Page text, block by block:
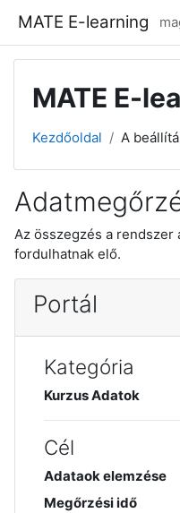
MATE E-learning
MATE E-
Kezdőoldal A
Az összegzés a
fordulhatnak elő.
Portál
Kategória
Kurzus Adatok
Cél
Adataok elemzése
Megőrzési idő